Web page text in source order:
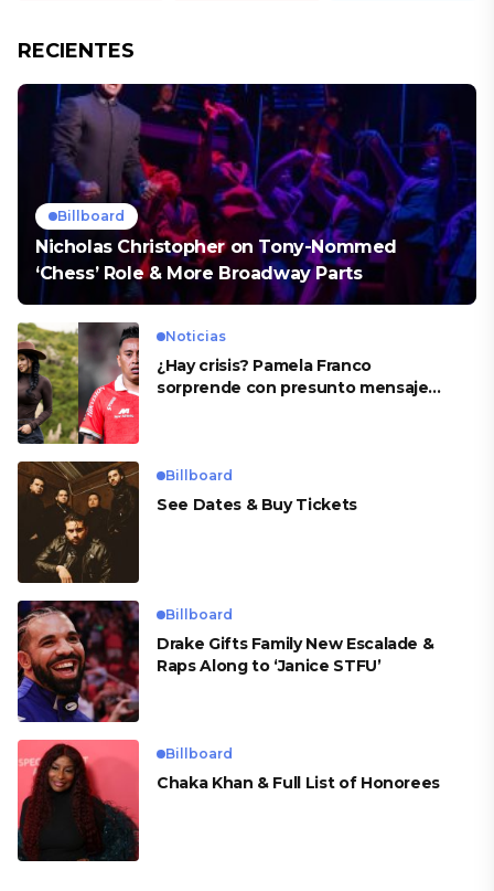
RECIENTES
Billboard
Nicholas Christopher on Tony-Nommed
‘Chess’ Role & More Broadway Parts
Noticias
¿Hay crisis? Pamela Franco
sorprende con presunto mensaje
Billboard
See Dates & Buy Tickets
Billboard
Drake Gifts Family New Escalade &
Raps Along to ‘Janice STFU’
Billboard
Chaka Khan & Full List of Honorees